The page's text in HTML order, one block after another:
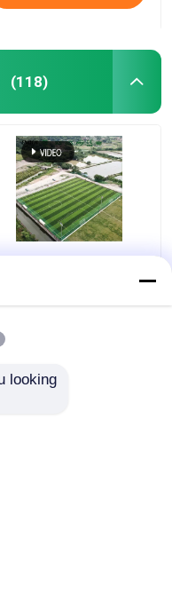
(118)
de futebol
certificados
looking